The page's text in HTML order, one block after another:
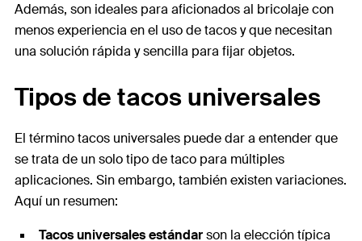
Además, son ideales para aficionados al bricolaje con
menos experiencia en el uso de tacos y que necesitan
una solución rápida y sencilla para fijar objetos.
Tipos de tacos universales
El término tacos universales puede dar a entender que
se trata de un solo tipo de taco para múltiples
aplicaciones. Sin embargo, también existen variaciones.
Aquí un resumen:
Tacos universales estándarson la elección típica